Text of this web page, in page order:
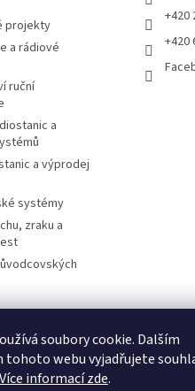
soubory cookie. Dalším
tohoto webu vyjadřujete
Více informací zde.
projekty
a rádiové
ruční
a
a výprodej
systémy
zraku a
+420
+420
Meder.de